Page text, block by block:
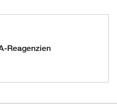
Reagenzien